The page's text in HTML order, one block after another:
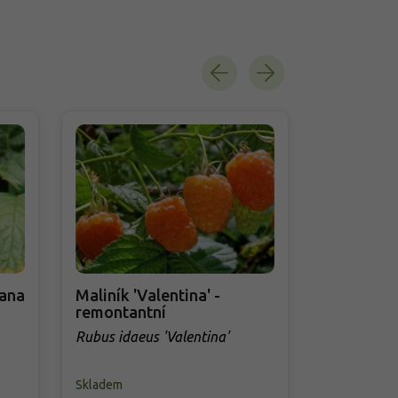
Maliník 'Valentina' -
remontantní
Rubus idaeus 'Valentina'
Skladem